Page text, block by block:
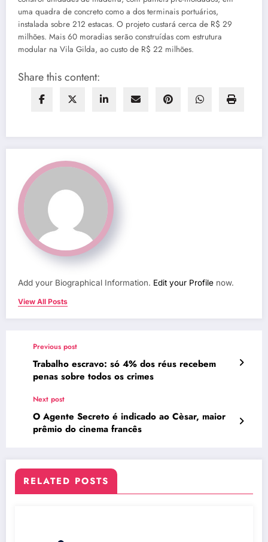
uma quadra de concreto como a dos terminais portuários,
instalada sobre 212 estacas. O projeto custará cerca de R$ 29
milhões. Mais 60 moradias serão construídas com estrutura
modular na Vila Gilda, ao custo de R$ 22 milhões.
Share this content:
Add your Biographical Information. Edit your Profile now.
View All Posts
Previous post
Trabalho escravo: só 4% dos réus recebem
penas sobre todos os crimes
Next post
O Agente Secreto é indicado ao Cèsar, maior
prêmio do cinema francês
RELATED POSTS